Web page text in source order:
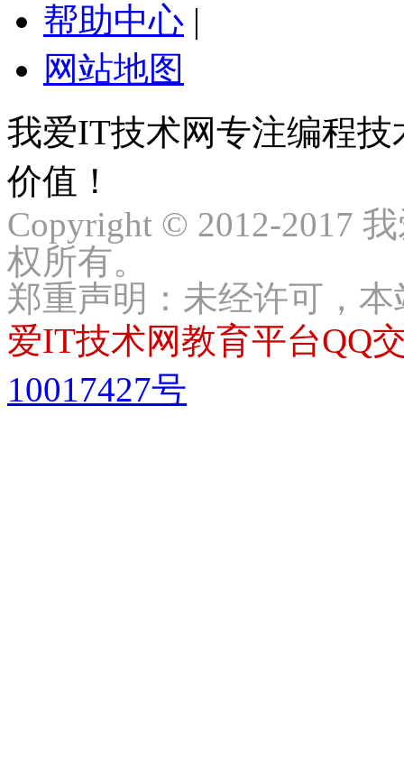
帮助中心 |
网站地图
我爱IT技术网专注编程
价值！
Copyright © 2012-2017
权所有。
郑重声明：未经许可，
爱IT技术网教育平台QQ
10017427号